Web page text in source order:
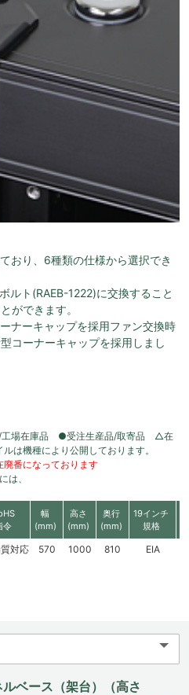
おり、6種類の仕様から選択でき
ルト(RAEB-1222)に交換すること
ができます。
ナーキャップを採用ファン交換時
コーナーキャップを採用しまし
場在庫品 ●受注生産品/取寄品 △在
は機種により公開しております。
番になっております
は、
令
幅
(mm)
高さ
(mm)
奥行
(mm)
19インチ
規格
対応 570 1000 810 EIA
ベース（架台）（高さ